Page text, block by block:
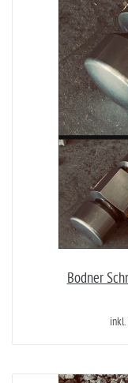
Bodner